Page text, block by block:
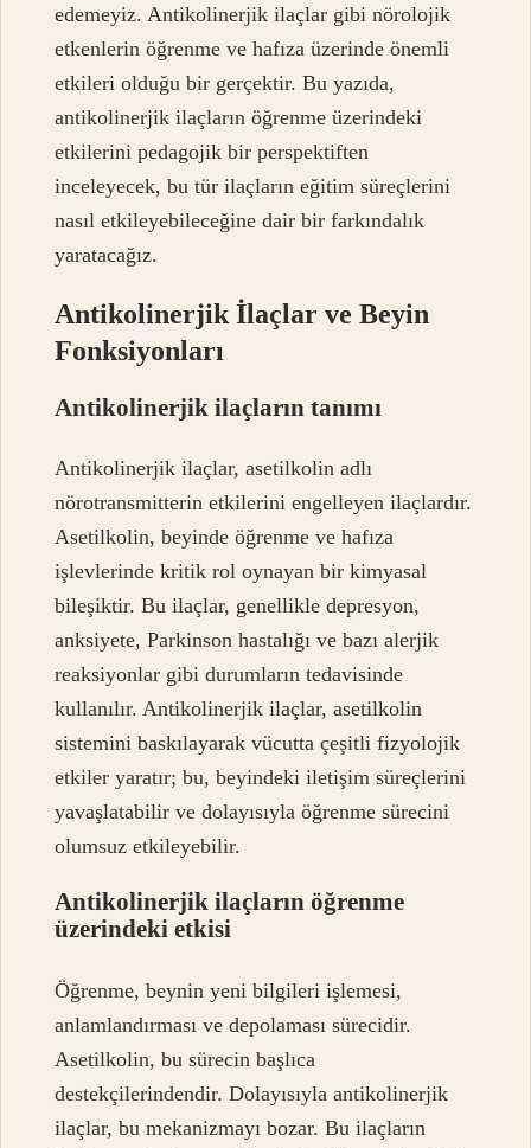
edemeyiz. Antikolinerjik ilaçlar gibi nörolojik
etkenlerin öğrenme ve hafıza üzerinde önemli
etkileri olduğu bir gerçektir. Bu yazıda,
antikolinerjik ilaçların öğrenme üzerindeki
etkilerini pedagojik bir perspektiften
inceleyecek, bu tür ilaçların eğitim süreçlerini
nasıl etkileyebileceğine dair bir farkındalık
yaratacağız.
Antikolinerjik İlaçlar ve Beyin
Fonksiyonları
Antikolinerjik ilaçların tanımı
Antikolinerjik ilaçlar, asetilkolin adlı
nörotransmitterin etkilerini engelleyen ilaçlardır.
Asetilkolin, beyinde öğrenme ve hafıza
işlevlerinde kritik rol oynayan bir kimyasal
bileşiktir. Bu ilaçlar, genellikle depresyon,
anksiyete, Parkinson hastalığı ve bazı alerjik
reaksiyonlar gibi durumların tedavisinde
kullanılır. Antikolinerjik ilaçlar, asetilkolin
sistemini baskılayarak vücutta çeşitli fizyolojik
etkiler yaratır; bu, beyindeki iletişim süreçlerini
yavaşlatabilir ve dolayısıyla öğrenme sürecini
olumsuz etkileyebilir.
Antikolinerjik ilaçların öğrenme
üzerindeki etkisi
Öğrenme, beynin yeni bilgileri işlemesi,
anlamlandırması ve depolaması sürecidir.
Asetilkolin, bu sürecin başlıca
destekçilerindendir. Dolayısıyla antikolinerjik
ilaçlar, bu mekanizmayı bozar. Bu ilaçların